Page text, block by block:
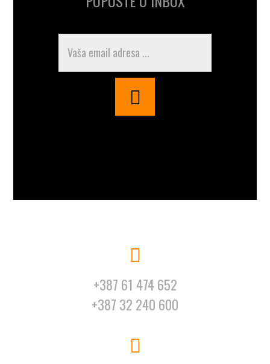
+387 61 474 652
+387 32 240 600